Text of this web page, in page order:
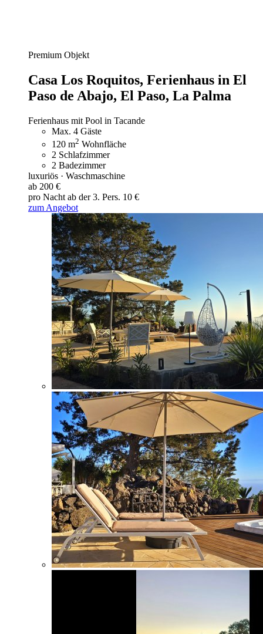
Premium Objekt
Casa Los Roquitos, Ferienhaus in El
Paso de Abajo, El Paso, La Palma
Ferienhaus mit Pool in Tacande
Max. 4 Gäste
120 m2 Wohnfläche
2 Schlafzimmer
2 Badezimmer
luxuriös · Waschmaschine
ab 200 €
pro Nacht ab der 3. Pers. 10 €
zum Angebot